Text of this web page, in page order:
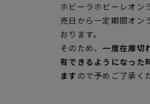
ホビーラホビーレオン
売日から一定期間オン
おります。
そのため、 一度在庫切
有できるようになった
ます ので予めご了承く